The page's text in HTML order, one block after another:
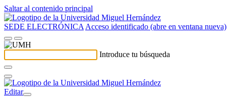
Saltar al contenido principal
SEDE ELECTRÓNICA Acceso identificado (abre en ventana nueva)
Introduce tu búsqueda
Editar